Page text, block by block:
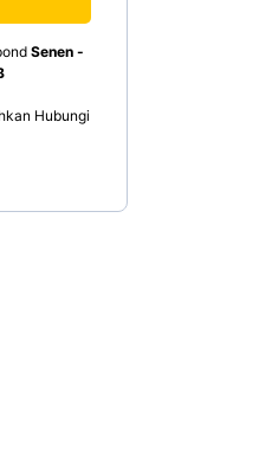
Senen -
Hubungi